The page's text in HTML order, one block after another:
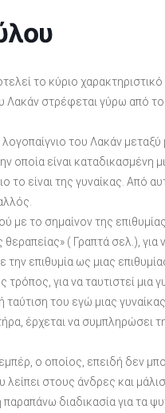
το κύριο
στρέφεται γύρω από
του Λακάν
είναι καταδικασμένη
το είναι της γυναίκας.
το σημαίνον της
( Γραπτά σελ.), για
επιθυμία ως μιας
τρόπος, για να ταυτιστεί μια
του εγώ μιας
έρχεται να συμπληρώσει
ο οποίος, επειδή δεν
λείπει στους άνδρες και
διαδικασία για τα